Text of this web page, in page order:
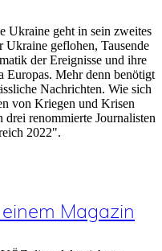
Ukraine geht in sein zweites
Ukraine geflohen, Tausende
der Ereignisse und ihre
Europas. Mehr denn benötigt
Nachrichten. Wie sich
von Kriegen und Krisen
drei renommierte Journalisten
2022".
Magazin